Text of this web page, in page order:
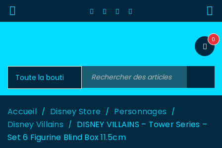
0
Accueil / Disney Store / Personnages /
Disney Villains / DISNEY VILLAINS – Tower Series –
Set 6 Figurine Blind Box 11.5cm